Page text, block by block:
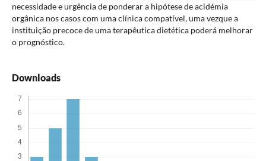
necessidade e urgência de ponderar a hipótese de acidémia
orgânica nos casos com uma clínica compatível, uma vezque a
instituição precoce de uma terapêutica dietética poderá melhorar
o prognóstico.
Downloads